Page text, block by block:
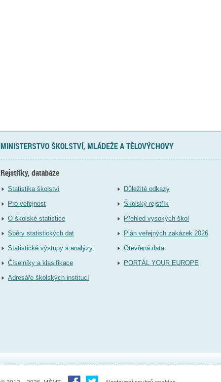
MINISTERSTVO ŠKOLSTVÍ, MLÁDEŽE A TĚLOVÝCHOVY
Rejstříky, databáze
Statistika školství
Pro veřejnost
O školské statistice
Sběry statistických dat
Statistické výstupy a analýzy
Číselníky a klasifikace
Adresáře školských institucí
Důležité odkazy
Školský rejstřík
Přehled vysokých škol
Plán veřejných zakázek 2026
Otevřená data
PORTÁL YOUR EUROPE